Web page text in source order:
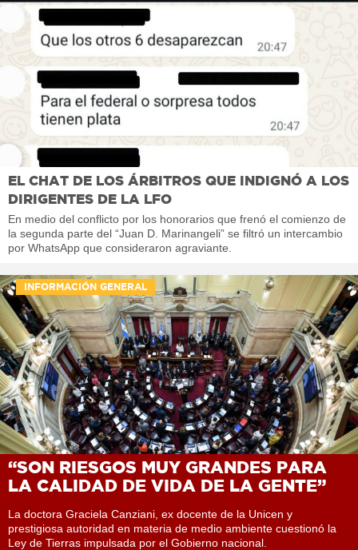
EL CHAT DE LOS ÁRBITROS QUE INDIGNÓ A LOS
DIRIGENTES DE LA LFO
En medio del conflicto por los honorarios que frenó el comienzo de
la segunda parte del “Juan D. Marinangeli” se filtró un intercambio
por WhatsApp que consideraron agraviante.
INFORMACIÓN GENERAL
“SON RIESGOS MUY GRANDES PARA
LA CALIDAD DE VIDA DE LA GENTE”
La doctora Graciela Canziani, ex docente de la Unicen y
prestigiosa autoridad en materia de medio ambiente cuestionó la
Ley de Tierras impulsada por el Gobierno nacional.